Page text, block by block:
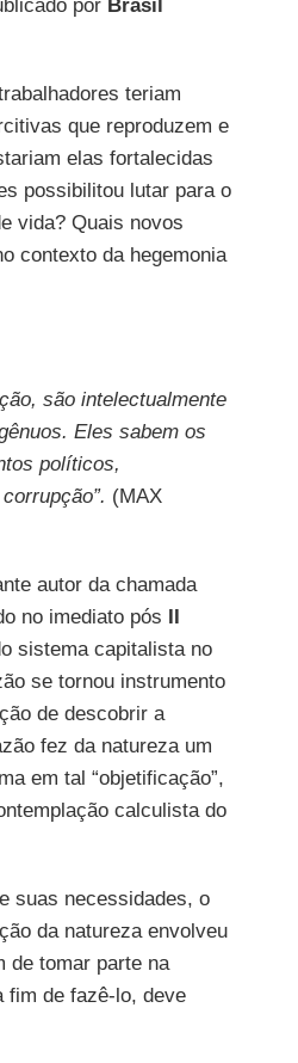
por Brasil
teriam
que reproduzem e
elas fortalecidas
possibilitou lutar para o
vida? Quais novos
contexto da hegemonia
são intelectualmente
Eles sabem os
políticos,
(MAX
autor da chamada
no imediato pós II
sistema capitalista no
se tornou instrumento
de descobrir a
fez da natureza um
em tal “objetificação”,
calculista do
suas necessidades, o
da natureza envolveu
de tomar parte na
fim de fazê-lo, deve